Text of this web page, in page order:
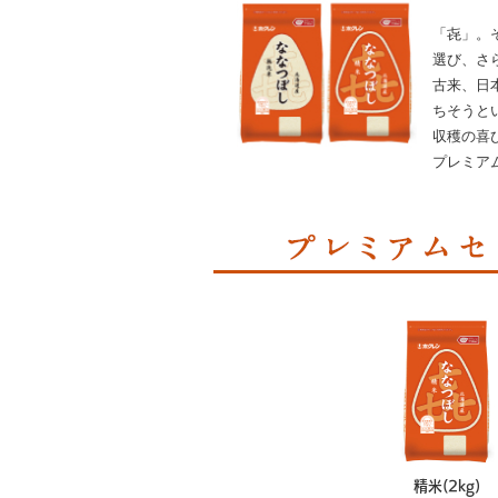
「㐂」
選び、さ
古来、日
ちそうと
収穫の喜
プレミア
精米(2kg)